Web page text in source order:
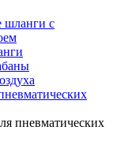
шланги с
пневматических